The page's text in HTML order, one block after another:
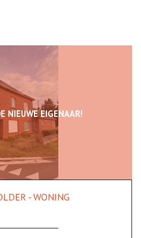
NIEUWE EIGENAAR!
3 Ja
- WONING